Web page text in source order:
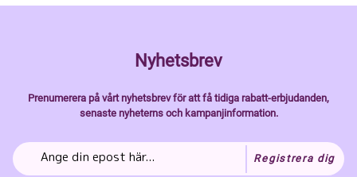
Nyhetsbrev
Prenumerera på vårt nyhetsbrev för att få tidiga rabatt-erbjudanden,
senaste nyheterns och kampanjinformation.
Registrera dig